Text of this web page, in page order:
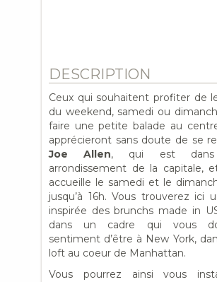
DESCRIPTION
Ceux qui souhaitent profiter de
du weekend, samedi ou
faire une petite balade au
apprécieront sans doute de se
Joe Allen, qui est
arrondissement de la capitale,
accueille le samedi et le
jusqu’à 16h. Vous trouverez ici
inspirée des brunchs made in
dans un cadre qui vous
sentiment d’être à New York,
loft au coeur de Manhattan.
Vous pourrez ainsi vous